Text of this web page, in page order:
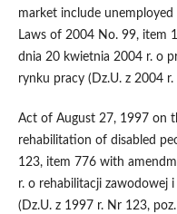
market include
Laws of 2004 No. 99, item
dnia 20 kwietnia 2004 r. o
rynku pracy (Dz.U. z 2004
Act of August 27, 1997 on
rehabilitation of disabled
123, item 776 with
r. o rehabilitacji zawodowej i
(Dz.U. z 1997 r. Nr 123,